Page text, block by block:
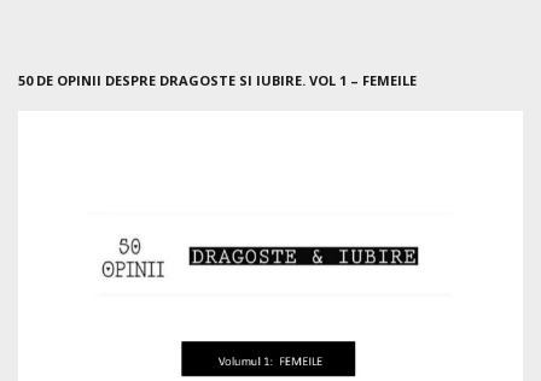
50 DE OPINII DESPRE DRAGOSTE SI IUBIRE. VOL 1 – FEMEILE